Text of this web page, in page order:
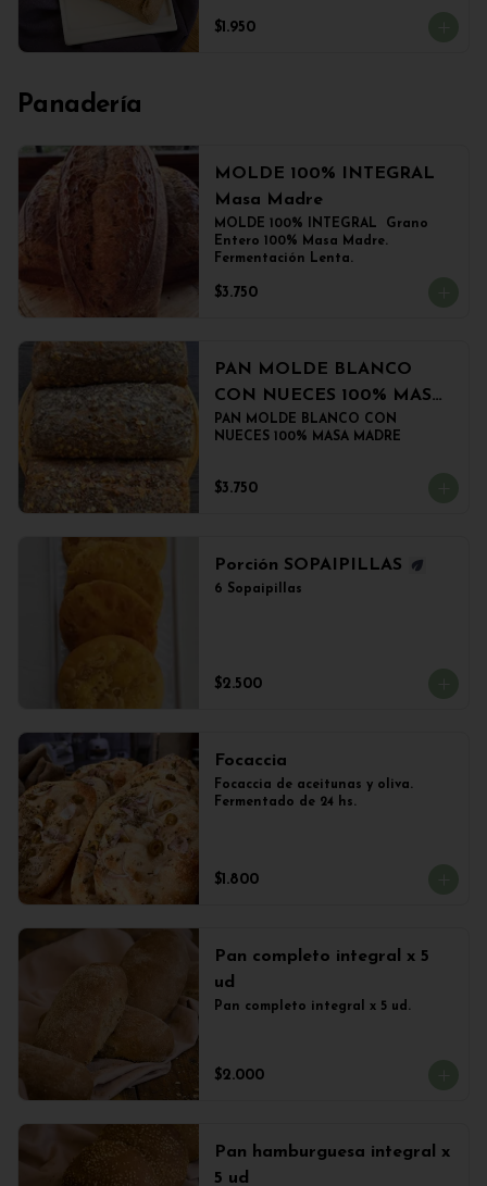
$1.950
Panadería
MOLDE 100% INTEGRAL
Masa Madre
MOLDE 100% INTEGRAL  Grano
Entero 100% Masa Madre.
Fermentación Lenta.
$3.750
PAN MOLDE BLANCO
CON NUECES 100% MASA
MADRE
PAN MOLDE BLANCO CON
NUECES 100% MASA MADRE
$3.750
Porción SOPAIPILLAS
6 Sopaipillas
$2.500
Focaccia
Focaccia de aceitunas y oliva.
Fermentado de 24 hs.
$1.800
Pan completo integral x 5
ud
Pan completo integral x 5 ud.
$2.000
Pan hamburguesa integral x
5 ud